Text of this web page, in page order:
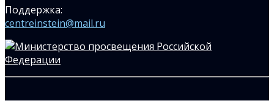
Поддержка:
centreinstein@mail.ru